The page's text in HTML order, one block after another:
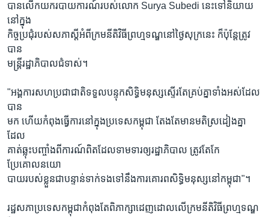
បានលើកយករបាយការណ៍របស់លោក Surya Subedi នេះទៅនិយាយ
នៅក្នុង
កិច្ចប្រជុំរបស់សភាស្តីអំពីក្រមនីតិវិធីព្រហ្មទណ្ឌនៅថ្ងៃសុក្រនេះ ក៏ប៉ុន្តែត្រូវ
បាន
មន្រ្តីរដ្ឋាភិបាលជំទាស់។
"អង្គការសហប្រជាជាតិទទួលបន្ទុកសិទ្ធិមនុស្សស្ទើរតែគ្រប់គ្នាទាំងអស់ដែល
បាន
មក ហើយកំពុងធ្វើការនៅក្នុងប្រទេសកម្ពុជា តែងតែមានមតិស្រដៀងគ្នា
ដែល
គាត់ឆ្លុះបញ្ចាំងពីការណ៍ពិតដែលទាមទារឲ្យរដ្ឋាភិបាល ត្រូវតែកែ
ប្រែគោលនយោ
បាយរបស់ខ្លួនជាបន្ទាន់ទាក់ទងទៅនឹងការគោរពសិទ្ធិមនុស្សនៅកម្ពុជា"។
រដ្ឋសភាប្រទេសកម្ពុជាកំពុងតែពិភាក្សាដេញដោលលើក្រមនីតិវិធីព្រហ្មទណ្ឌ